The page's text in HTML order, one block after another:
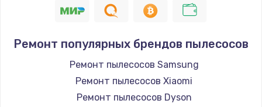
1400 руб.
Замена / ремонт электронного модуля
управления
600 руб.
Ремонт популярных брендов пылесосов
Ремонт пылесосов Samsung
Ремонт пылесосов Xiaomi
Ремонт пылесосов Dyson